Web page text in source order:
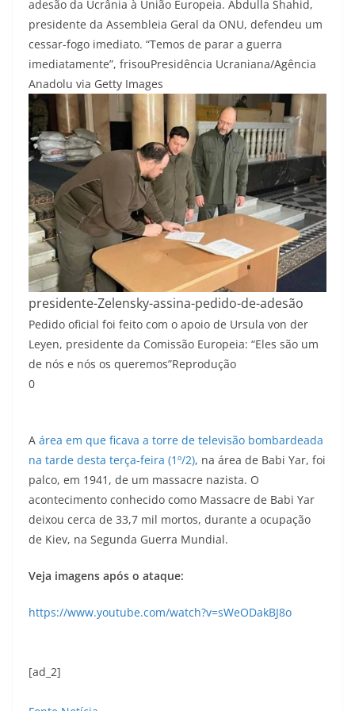
adesão da Ucrânia à União Europeia. Abdulla Shahid,
presidente da Assembleia Geral da ONU, defendeu um
cessar-fogo imediato. “Temos de parar a guerra
imediatamente”, frisouPresidência Ucraniana/Agência
Anadolu via Getty Images
presidente-Zelensky-assina-pedido-de-adesão
Pedido oficial foi feito com o apoio de Ursula von der
Leyen, presidente da Comissão Europeia: “Eles são um
de nós e nós os queremos”Reprodução
0
A área em que ficava a torre de televisão bombardeada
na tarde desta terça-feira (1º/2), na área de Babi Yar, foi
palco, em 1941, de um massacre nazista. O
acontecimento conhecido como Massacre de Babi Yar
deixou cerca de 33,7 mil mortos, durante a ocupação
de Kiev, na Segunda Guerra Mundial.
Veja imagens após o ataque:
https://www.youtube.com/watch?v=sWeODakBJ8o
[ad_2]